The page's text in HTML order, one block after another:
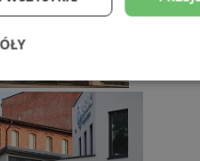
Wydajność
Niesklasyfikowane